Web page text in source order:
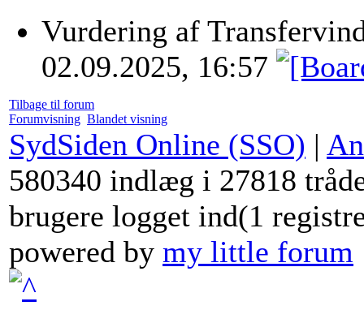
Vurdering af
02.09.2025, 16:57
Tilbage til forum
Forumvisning Blandet visning
SydSiden Online (SSO) |
580340 indlæg i 27818
brugere logget ind(1
powered by my little forum